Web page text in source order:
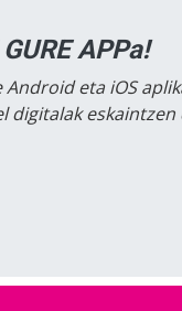
APPa!
Android eta iOS
digitalak eskaintzen